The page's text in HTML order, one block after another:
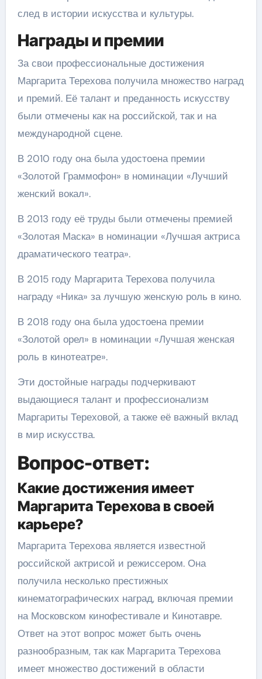
след в истории искусства и культуры.
Награды и премии
За свои профессиональные достижения
Маргарита Терехова получила множество наград
и премий. Её талант и преданность искусству
были отмечены как на российской, так и на
международной сцене.
В 2010 году она была удостоена премии
«Золотой Граммофон» в номинации «Лучший
женский вокал».
В 2013 году её труды были отмечены премией
«Золотая Маска» в номинации «Лучшая актриса
драматического театра».
В 2015 году Маргарита Терехова получила
награду «Ника» за лучшую женскую роль в кино.
В 2018 году она была удостоена премии
«Золотой орел» в номинации «Лучшая женская
роль в кинотеатре».
Эти достойные награды подчеркивают
выдающиеся талант и профессионализм
Маргариты Тереховой, а также её важный вклад
в мир искусства.
Вопрос-ответ:
Какие достижения имеет
Маргарита Терехова в своей
карьере?
Маргарита Терехова является известной
российской актрисой и режиссером. Она
получила несколько престижных
кинематографических наград, включая премии
на Московском кинофестивале и Кинотавре.
Ответ на этот вопрос может быть очень
разнообразным, так как Маргарита Терехова
имеет множество достижений в области